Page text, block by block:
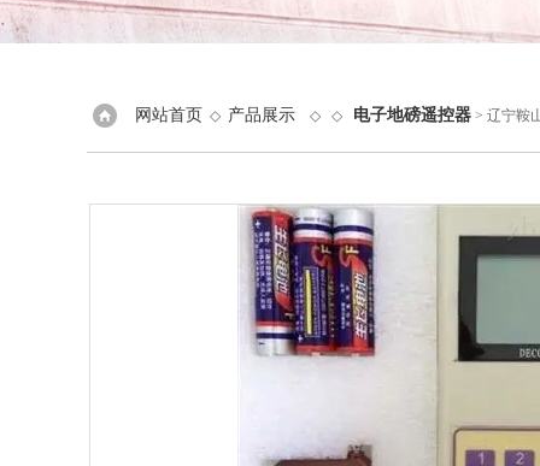
网站首页 ◇ 产品展示 ◇ ◇ 电子地磅遥控器 > 辽宁鞍